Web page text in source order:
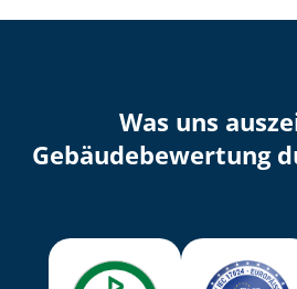
Was uns
Ge­bäu­de­be­wer­tung